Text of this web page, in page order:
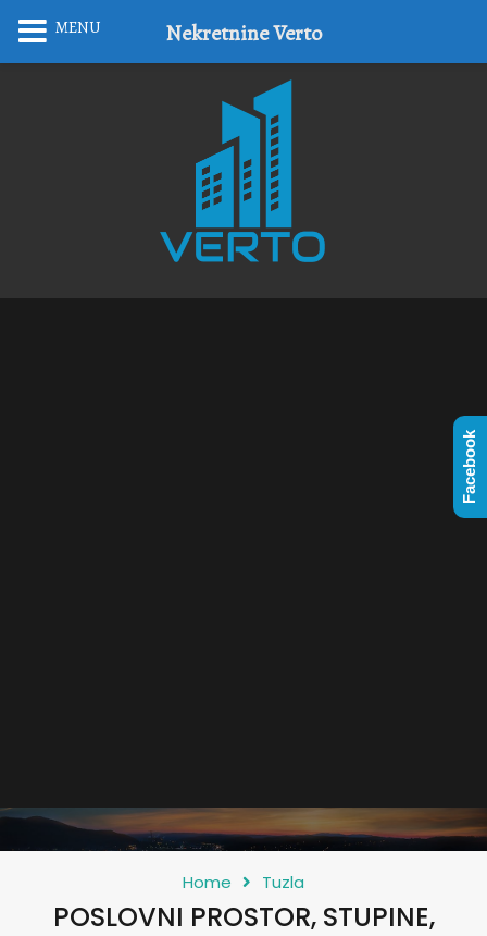
Home Tuzla
POSLOVNI PROSTOR, STUPINE,
MENU Nekretnine Verto
Facebook